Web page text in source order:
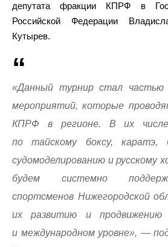
депутата фракции КПРФ в
Российской Федерации
Кутырев.
«Данный турнир стал частью
мероприятий, которые
КПРФ в регионе. В их
по тайскому боксу, каратэ,
судомоделированию и русскому
будем системно
спортсменов Нижегородской
их развитию и продвижению
и международном уровне», —